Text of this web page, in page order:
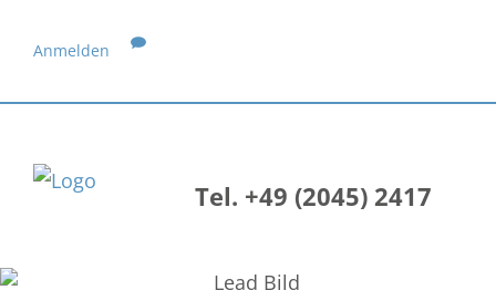
Anmelden
Tel. +49 (2045) 2417